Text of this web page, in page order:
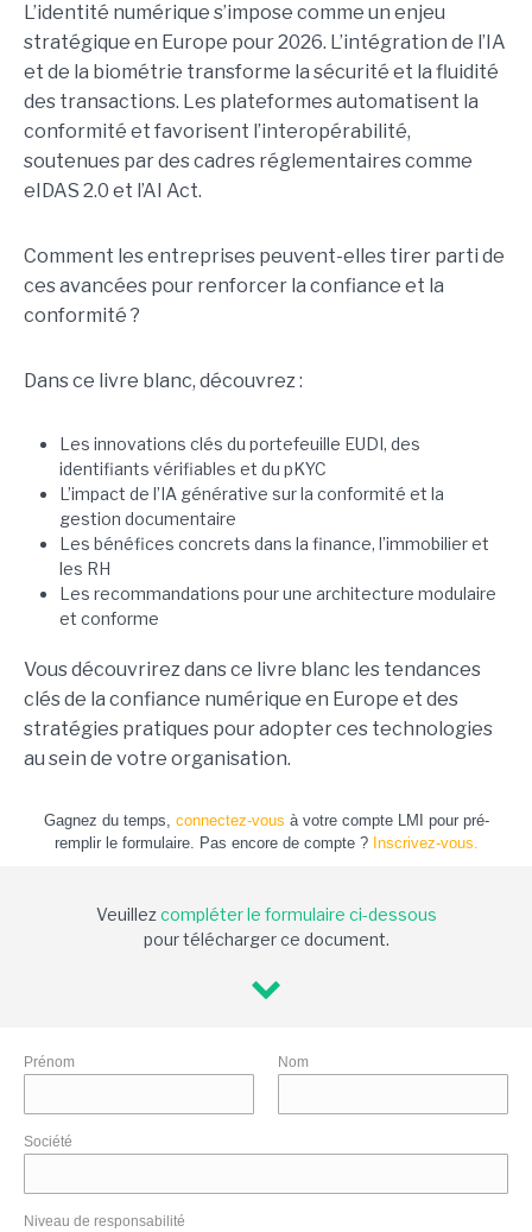
L’identité numérique s’impose comme un enjeu
stratégique en Europe pour 2026. L’intégration de l’IA
et de la biométrie transforme la sécurité et la fluidité
des transactions. Les plateformes automatisent la
conformité et favorisent l’interopérabilité,
soutenues par des cadres réglementaires comme
eIDAS 2.0 et l’AI Act.
Comment les entreprises peuvent-elles tirer parti de
ces avancées pour renforcer la confiance et la
conformité ?
Dans ce livre blanc, découvrez :
Les innovations clés du portefeuille EUDI, des
identifiants vérifiables et du pKYC
L’impact de l’IA générative sur la conformité et la
gestion documentaire
Les bénéfices concrets dans la finance, l’immobilier et
les RH
Les recommandations pour une architecture modulaire
et conforme
Vous découvrirez dans ce livre blanc les tendances
clés de la confiance numérique en Europe et des
stratégies pratiques pour adopter ces technologies
au sein de votre organisation.
Gagnez du temps, connectez-vous à votre compte LMI pour pré-
remplir le formulaire. Pas encore de compte ? Inscrivez-vous.
Veuillezcompléter le formulaire ci-dessous
pour télécharger ce document.
Prénom Nom
Société
Niveau de responsabilité